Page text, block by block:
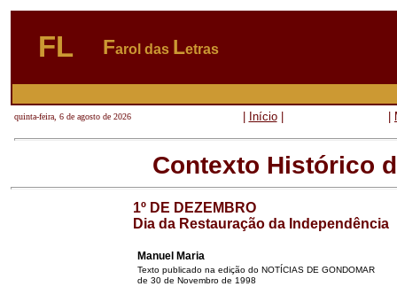
FL Farol das Letras
quinta-feira, 6 de agosto de 2026 Início|
Contexto Histórico
1º DE DEZEMBRO
Dia da Restauração da Independência
Manuel Maria
Texto publicado na edição do NOTÍCIAS DE GONDOMAR
de 30 de Novembro de 1998